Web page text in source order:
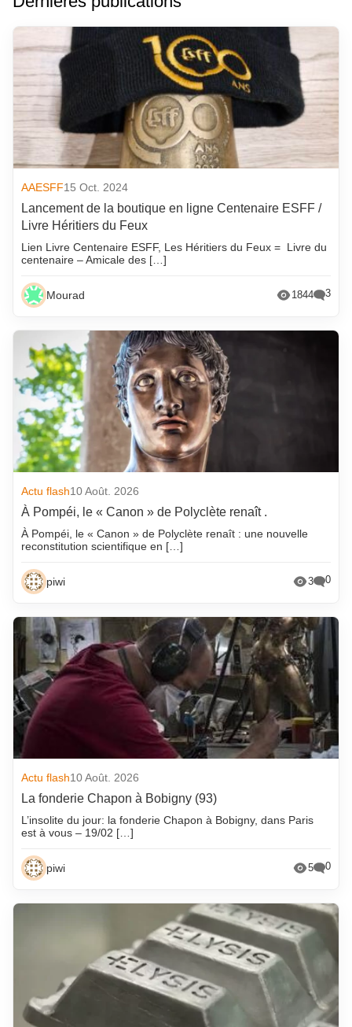
AAESFF15 Oct. 2024
Lancement de la boutique en ligne Centenaire ESFF /
Livre Héritiers du Feux
Lien Livre Centenaire ESFF, Les Héritiers du Feux = Livre du
centenaire – Amicale des […]
Mourad 1844 3
Actu flash10 Août. 2026
À Pompéi, le « Canon » de Polyclète renaît .
À Pompéi, le « Canon » de Polyclète renaît : une nouvelle
reconstitution scientifique en […]
piwi 3 0
Actu flash10 Août. 2026
La fonderie Chapon à Bobigny (93)
L’insolite du jour: la fonderie Chapon à Bobigny, dans Paris
est à vous – 19/02 […]
piwi 5 0